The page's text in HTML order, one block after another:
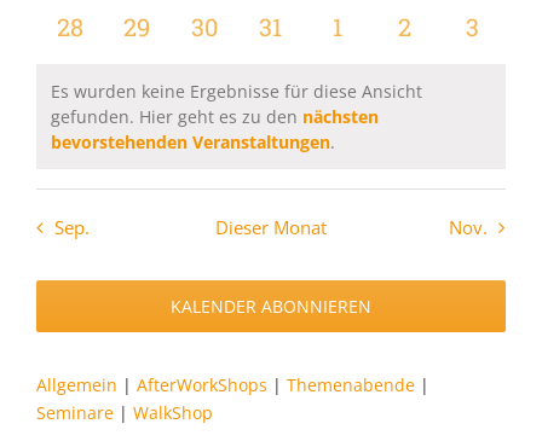
Veranstaltungen
Veranstaltungen
Veranstaltungen
Veranstaltungen
Veranstaltungen
0
28
0
29
0
30
0
31
0
1
0
2
0
3
Hinweis
Es wurden keine Ergebnisse für diese Ansicht
gefunden. Hier geht es zu den nächsten
bevorstehenden Veranstaltungen.
Sep. Dieser Monat Nov.
KALENDER ABONNIEREN
Allgemein | AfterWorkShops | Themenabende |
Seminare | WalkShop